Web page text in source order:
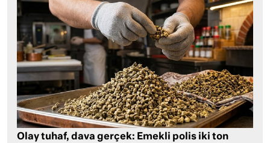
Olay tuhaf, dava gerçek: Emekli polis iki ton